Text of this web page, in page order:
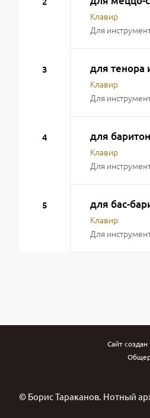
Клавир
Для
3 для тенора
Клавир
Для
4 для
Клавир
Для
5 для бас-
Клавир
Для
Сайт
© Борис Тараканов. Нотный